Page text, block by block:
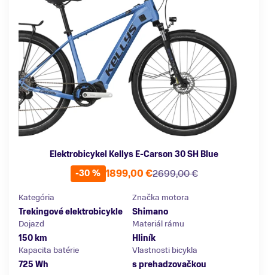
Elektrobicykel Kellys E-Carson 30 SH Blue
-30 %
2699,00 €
1899,00 €
Kategória
Trekingové elektrobicykle
Značka motora
Shimano
Dojazd
150 km
Materiál rámu
Hliník
Kapacita batérie
725 Wh
Vlastnosti bicykla
s prehadzovačkou